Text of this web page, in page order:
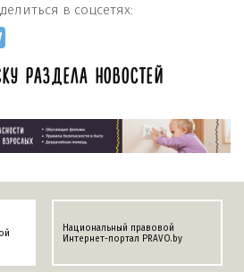
в соцсетях:
РАЗДЕЛА НОВОСТЕЙ
Национальный правовой
Интернет-портал PRAVO.by